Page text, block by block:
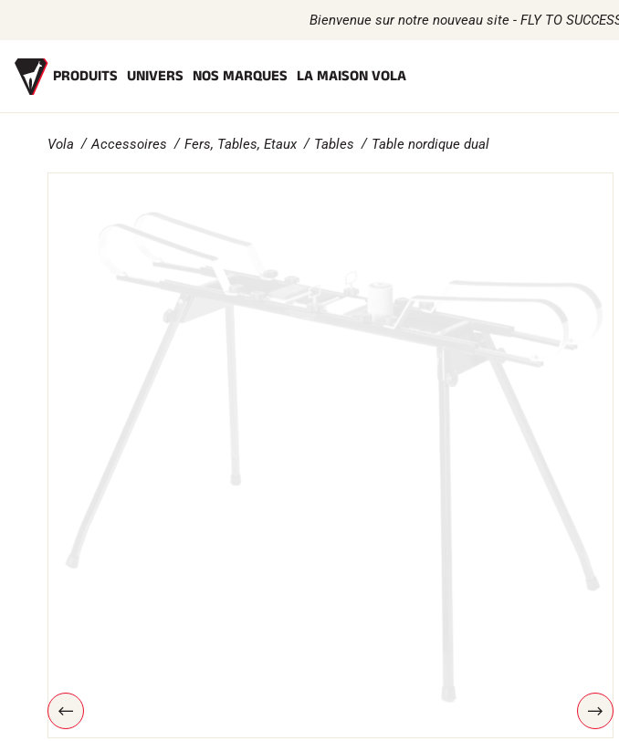
Bienvenue sur notre nouveau site - FLY TO
PRODUITS UNIVERS NOS MARQUES LA MAISON VOLA
Vola Accessoires Fers, Tables, Etaux Tables Table nordique dual
P
R
S
U